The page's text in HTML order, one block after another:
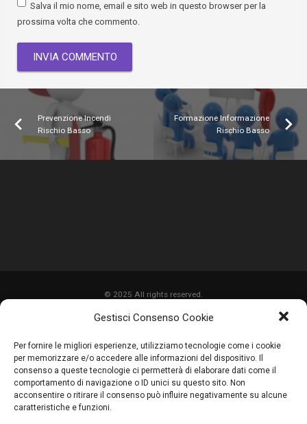
Gestisci Consenso Cookie
Per fornire le migliori esperienze, utilizziamo tecnologie come i cookie
per memorizzare e/o accedere alle informazioni del dispositivo. Il
consenso a queste tecnologie ci permetterà di elaborare dati come il
comportamento di navigazione o ID unici su questo sito. Non
acconsentire o ritirare il consenso può influire negativamente su alcune
caratteristiche e funzioni.
Salva il mio nome, email e sito web in questo browser per la
prossima volta che commento.
Prevenzione Incendi
Rischio Basso
Formazione Informazione
Rischio Basso
© 2025 All rights reserved.
CHI SIAMO
SERVIZI
LAVORI